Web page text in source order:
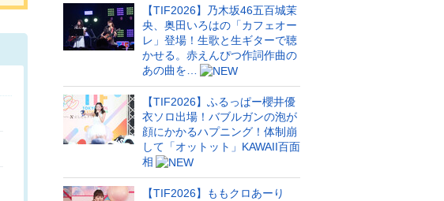
【TIF2026】乃木坂46五百城茉
央、奥田いろはの「カフェオー
レ」登場！生歌と生ギターで聴
かせる。赤えんぴつ作詞作曲の
あの曲を…
【TIF2026】ふるっぱー櫻井優
衣ソロ出場！バブルガンの泡が
顔にかかるハプニング！体制崩
して「オットット」KAWAII百面
相
【TIF2026】ももクロあーり